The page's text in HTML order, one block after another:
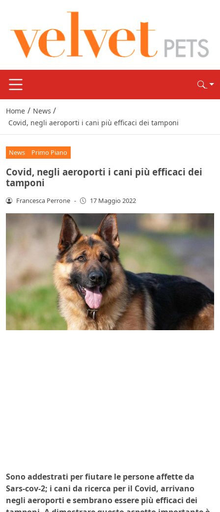
Home / News /
Covid, negli aeroporti i cani più efficaci dei tamponi
News Primo Piano
Covid, negli aeroporti i cani più efficaci dei
tamponi
Francesca Perrone - 17 Maggio 2022
Sono addestrati per fiutare le persone affette da
Sars-cov-2; i cani da ricerca per il Covid, arrivano
negli aeroporti e sembrano essere più efficaci dei